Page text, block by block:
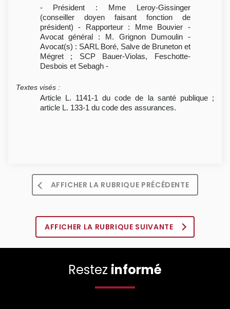
- Président : Mme Leroy-Gissinger
(conseiller doyen faisant fonction de
président) - Rapporteur : Mme Bouvier -
Avocat général : M. Grignon Dumoulin -
Avocat(s) : SARL Boré, Salve de Bruneton et
Mégret ; SCP Bauer-Violas, Feschotte-
Desbois et Sebagh -
Textes visés :
Article L. 1141-1 du code de la santé publique ;
article L. 133-1 du code des assurances.
AFFICHER LA RUBRIQUE PRÉCÉDENTE
AFFICHER LA RUBRIQUE SUIVANTE
Restez informé